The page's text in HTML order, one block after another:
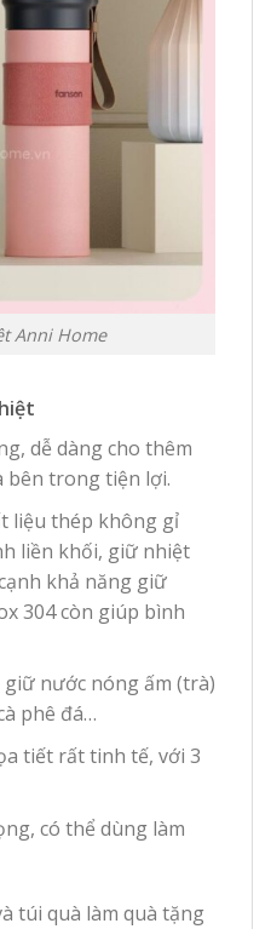
Anni Home
dễ dàng cho thêm
bên trong tiện lợi.
liệu thép không gỉ
liền khối, giữ nhiệt
khả năng giữ
304 còn giúp bình
nước nóng ấm (trà)
phê đá…
tiết rất tinh tế, với 3
có thể dùng làm
túi quà làm quà tặng